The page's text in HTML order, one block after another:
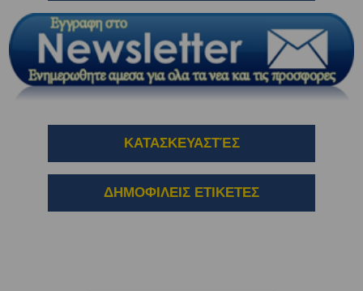
ΚΑΤΑΣΚΕΥΑΣΤΈΣ
ΔΗΜΟΦΙΛΕΙΣ ΕΤΙΚΕΤΕΣ